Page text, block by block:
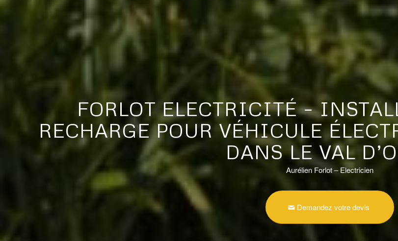
FORLOT ELECTRICITÉ –
RECHARGE POUR VÉHICULE
DANS LE VAL
Aurélien Forlot – Electricien
Demandez votre devis